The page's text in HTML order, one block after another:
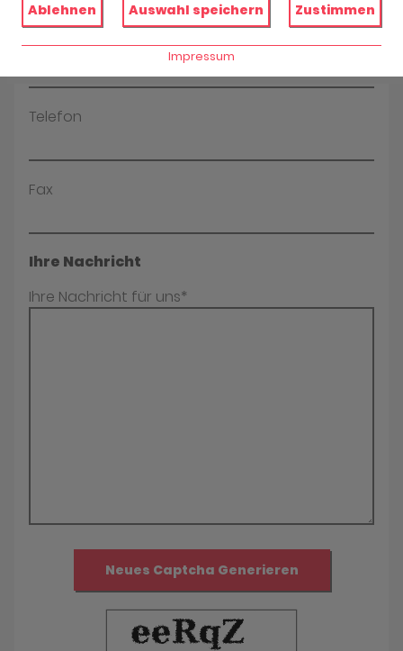
Ablehnen Auswahl speichern Zustimmen
Impressum
E-Mail*
Telefon
Fax
Ihre Nachricht
Ihre Nachricht für uns*
Neues Captcha Generieren